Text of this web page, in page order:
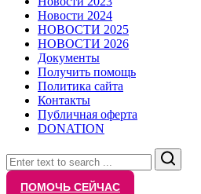
Новости 2024
НОВОСТИ 2025
НОВОСТИ 2026
Документы
Получить помощь
Политика сайта
Контакты
Публичная оферта
DONATION
Search
ПОМОЧЬ СЕЙЧАС